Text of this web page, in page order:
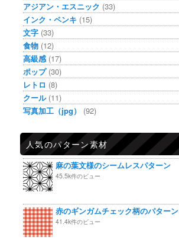
アジアン・エスニック (33)
インク・ペンキ (15)
文字 (33)
食物 (12)
高級感 (17)
ポップ(30)
レトロ (8)
クール(11)
写真加工（jpg）
(92)
人気のパターン素材
麻の葉文様のシームレスパターン
45.5k件のビュー
赤のギンガムチェック柄のパターン
41.4k件のビュー